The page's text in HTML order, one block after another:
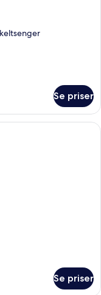
Se priser
av topp kvalitet,
Se priser